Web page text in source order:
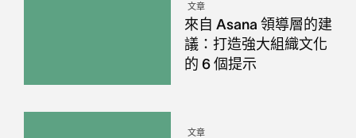
文章
來自 Asana 領導層的建
議：打造強大組織文化
的 6 個提示
文章